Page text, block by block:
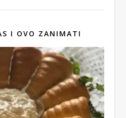
I OVO ZANIMATI